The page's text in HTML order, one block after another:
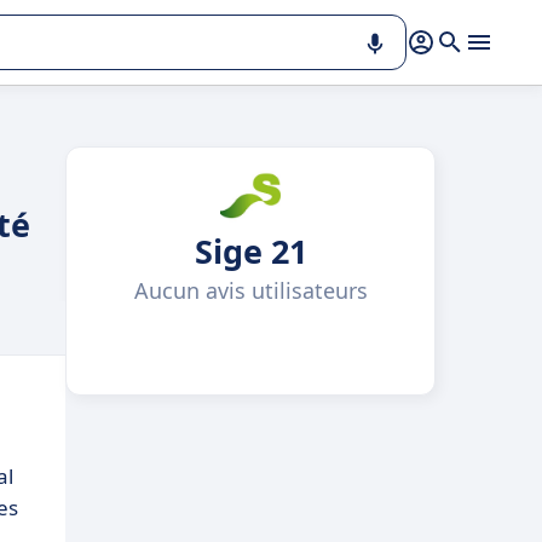
Sige 21
Aucun avis utilisateurs